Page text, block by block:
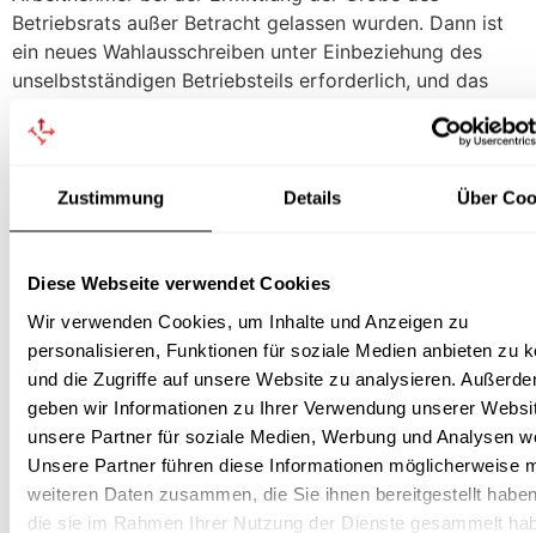
Zustimmung Details Über
Diese Webseite verwendet Cookies
Wir verwenden Cookies, um Inhalte und Anzeigen zu
personalisieren, Funktionen für soziale Medien anbieten zu
und die Zugriffe auf unsere Website zu analysieren.
geben wir Informationen zu Ihrer Verwendung unserer
unsere Partner für soziale Medien, Werbung und Analysen
Unsere Partner führen diese Informationen möglicherweise
weiteren Daten zusammen, die Sie ihnen bereitgestellt
die sie im Rahmen Ihrer Nutzung der Dienste gesammelt
Betriebsrats außer Betracht gelassen wurden. Dann ist
ein neues Wahlausschreiben unter Einbeziehung des
unselbstständigen Betriebsteils erforderlich, und das
Sofern eine Verlegung des Wahltermins erfolgt, ist das
bisherige Wahlausschreiben immer zurückzunehmen. Ein
neues Wahlausschreiben muss erlassen und
aktuell: erschienen 2022
269 Seiten
29,90 EUR
versandkostenfreie Lieferung
auf Rechnung
(Bezahlung erst nach Lieferung)